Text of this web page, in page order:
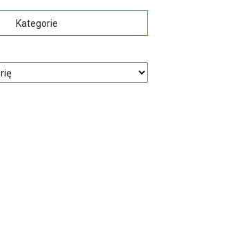
Kategorie